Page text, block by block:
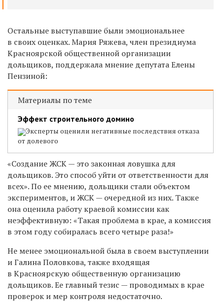
Остальные выступавшие были эмоциональнее
в своих оценках. Мария Ряжева, член президиума
Красноярской общественной организации
дольщиков, поддержала мнение депутата Елены
Пензиной:
Материалы по теме
Эффект строительного домино
Эксперты оценили негативные последствия отказа
от долевого
«Создание ЖСК — это законная ловушка для
дольщиков. Это способ уйти от ответственности для
всех». По ее мнению, дольщики стали объектом
экспериментов, и ЖСК — очередной из них. Также
она оценила работу краевой комиссии как
неэффективную: «Такая проблема в крае, а комиссия
в этом году собиралась всего четыре раза!»
Не менее эмоциональной была в своем выступлении
и Галина Половкова, также входящая
в Красноярскую общественную организацию
дольщиков. Ее главный тезис — проводимых в крае
проверок и мер контроля недостаточно.